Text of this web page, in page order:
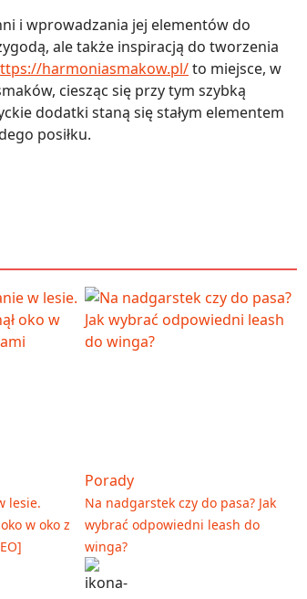
i wprowadzania jej elementów do
ale także inspiracją do tworzenia
harmoniasmakow.pl/to miejsce, w
ciesząc się przy tym szybką
dodatki staną się stałym elementem
posiłku.
lesie.
w oko z
Porady
Na nadgarstek czy do pasa? Jak
wybrać odpowiedni leash do
winga?